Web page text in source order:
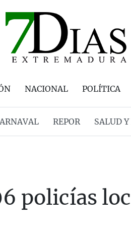
NACIONAL POLÍTICA
REPOR SALUD
policías